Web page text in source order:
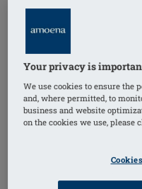
Your privacy is
We use cookies to ensure the
and, where permitted, to
business and website
on the cookies we use, please